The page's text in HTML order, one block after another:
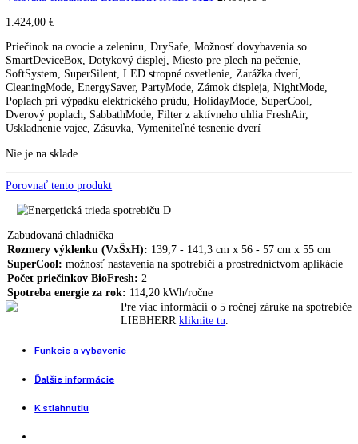
Vstavaná chladnička
LIEBHERR IRBd 4520
IRBd 4520
Vstavaná chladnička LIEBHERR IRBd 4550
Vstavaná chladnička LIEBHERR IRCBf 5121
1.424,00€
Priečinok na ovocie a zeleninu, DrySafe, Možnosť dovybavenia so
SmartDeviceBox, Dotykový displej, Miesto pre plech na pečenie,
SoftSystem, SuperSilent, LED stropné osvetlenie, Zarážka dverí,
CleaningMode, EnergySaver, PartyMode, Zámok displeja,
Poplach pri výpadku elektrického prúdu, HolidayMode, SuperCool,
Dverový poplach, SabbathMode, Filter z aktívneho uhlia FreshAir,